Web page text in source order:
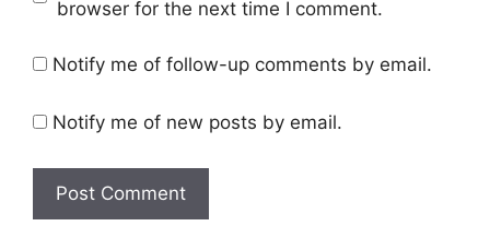
browser for the next time I comment.
Notify me of follow-up comments by email.
Notify me of new posts by email.